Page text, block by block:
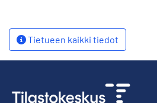
Tietueen kaikki tiedot